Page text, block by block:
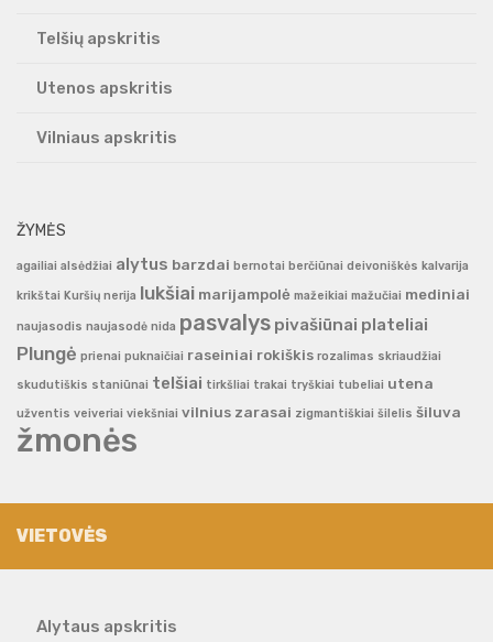
Telšių apskritis
Utenos apskritis
Vilniaus apskritis
ŽYMĖS
agailiai alsėdžiai alytus barzdai bernotai berčiūnai deivoniškės kalvarija
krikštai Kuršių nerija lukšiai marijampolė mažeikiai mažučiai mediniai
naujasodis naujasodė nida pasvalys pivašiūnai plateliai
Plungė prienai puknaičiai raseiniai rokiškis rozalimas skriaudžiai
skudutiškis staniūnai telšiai tirkšliai trakai tryškiai tubeliai utena
užventis veiveriai viekšniai vilnius zarasai zigmantiškiai šilelis šiluva
žmonės
VIETOVĖS
Alytaus apskritis